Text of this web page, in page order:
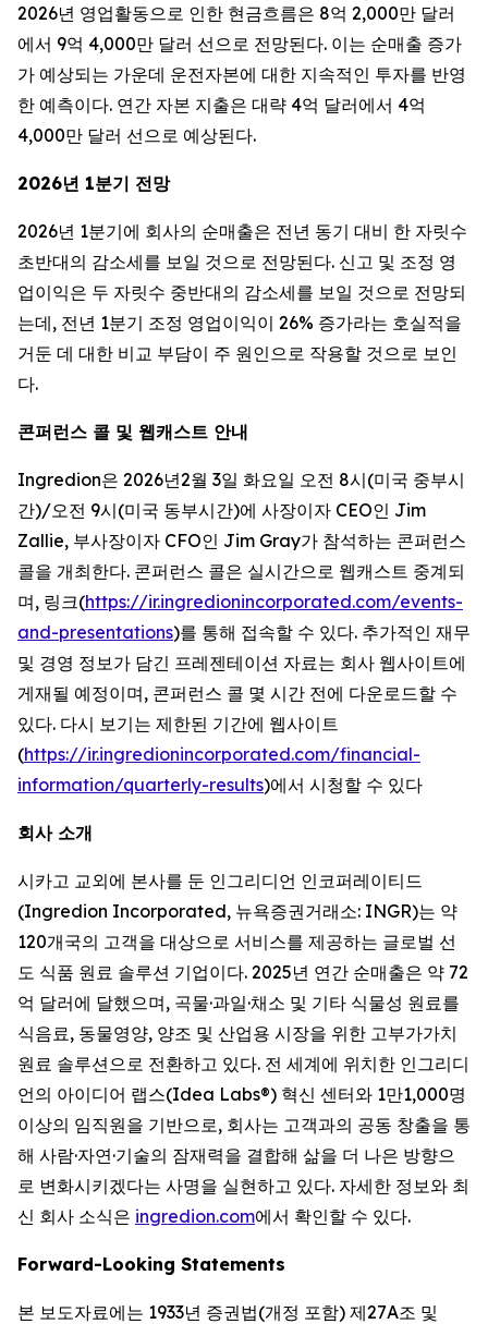
2026년 영업활동으로 인한 현금흐름은 8억 2,000만 달러
에서 9억 4,000만 달러 선으로 전망된다. 이는 순매출 증가
가 예상되는 가운데 운전자본에 대한 지속적인 투자를 반영
한 예측이다. 연간 자본 지출은 대략 4억 달러에서 4억
4,000만 달러 선으로 예상된다.
2026년 1분기 전망
2026년 1분기에 회사의 순매출은 전년 동기 대비 한 자릿수
초반대의 감소세를 보일 것으로 전망된다. 신고 및 조정 영
업이익은 두 자릿수 중반대의 감소세를 보일 것으로 전망되
는데, 전년 1분기 조정 영업이익이 26% 증가라는 호실적을
거둔 데 대한 비교 부담이 주 원인으로 작용할 것으로 보인
다.
콘퍼런스 콜 및 웹캐스트 안내
Ingredion은 2026년2월 3일 화요일 오전 8시(미국 중부시
간)/오전 9시(미국 동부시간)에 사장이자 CEO인 Jim
Zallie, 부사장이자 CFO인 Jim Gray가 참석하는 콘퍼런스
콜을 개최한다. 콘퍼런스 콜은 실시간으로 웹캐스트 중계되
며, 링크(https://ir.ingredionincorporated.com/events-
and-presentations)를 통해 접속할 수 있다. 추가적인 재무
및 경영 정보가 담긴 프레젠테이션 자료는 회사 웹사이트에
게재될 예정이며, 콘퍼런스 콜 몇 시간 전에 다운로드할 수
있다. 다시 보기는 제한된 기간에 웹사이트
(https://ir.ingredionincorporated.com/financial-
information/quarterly-results)에서 시청할 수 있다
회사 소개
시카고 교외에 본사를 둔 인그리디언 인코퍼레이티드
(Ingredion Incorporated, 뉴욕증권거래소: INGR)는 약
120개국의 고객을 대상으로 서비스를 제공하는 글로벌 선
도 식품 원료 솔루션 기업이다. 2025년 연간 순매출은 약 72
억 달러에 달했으며, 곡물·과일·채소 및 기타 식물성 원료를
식음료, 동물영양, 양조 및 산업용 시장을 위한 고부가가치
원료 솔루션으로 전환하고 있다. 전 세계에 위치한 인그리디
언의 아이디어 랩스(Idea Labs®) 혁신 센터와 1만1,000명
이상의 임직원을 기반으로, 회사는 고객과의 공동 창출을 통
해 사람·자연·기술의 잠재력을 결합해 삶을 더 나은 방향으
로 변화시키겠다는 사명을 실현하고 있다. 자세한 정보와 최
신 회사 소식은 ingredion.com에서 확인할 수 있다.
Forward-Looking Statements
본 보도자료에는 1933년 증권법(개정 포함) 제27A조 및